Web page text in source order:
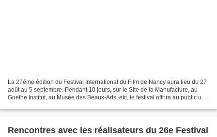
La 27ème édition du Festival International du Film de Nancy aura lieu du 27
août au 5 septembre. Pendant 10 jours, sur le Site de la Manufacture, au
Goethe Institut, au Musée des Beaux-Arts, etc, le festival offrira au public un
Rencontres avec les réalisateurs du 26e Festival